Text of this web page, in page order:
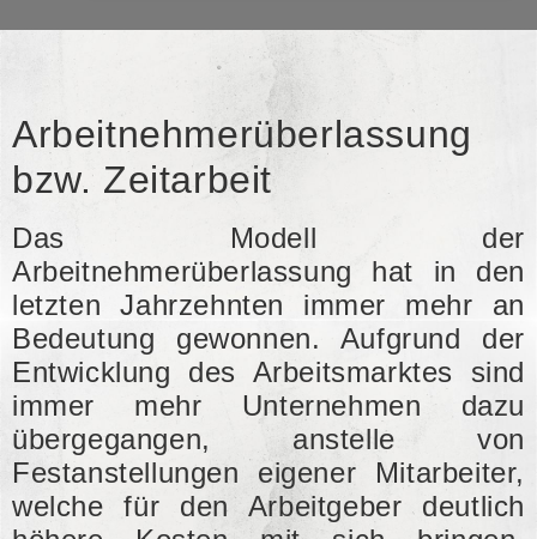
Arbeitnehmerüberlassung
bzw. Zeitarbeit
Das Modell der
Arbeitnehmerüberlassung hat in den
letzten Jahrzehnten immer mehr an
Bedeutung gewonnen. Aufgrund der
Entwicklung des Arbeitsmarktes sind
immer mehr Unternehmen dazu
übergegangen, anstelle von
Festanstellungen eigener Mitarbeiter,
welche für den Arbeitgeber deutlich